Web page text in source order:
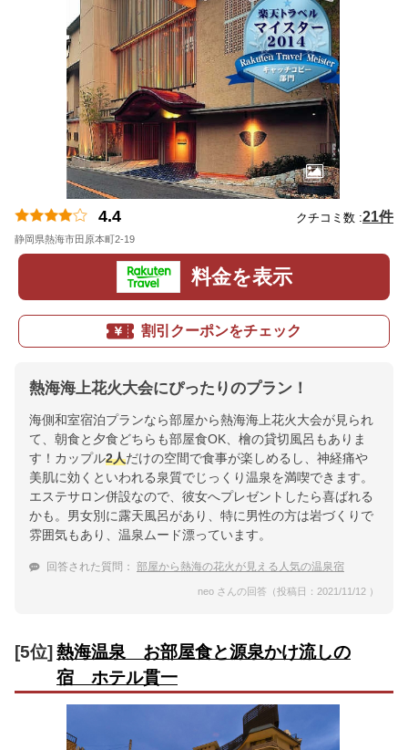
4.4 クチコミ数 :21件
静岡県熱海市田原本町2-19
料金を表示
割引クーポンをチェック
熱海海上花火大会にぴったりのプラン！
海側和室宿泊プランなら部屋から熱海海上花火大会が見られ
て、朝食と夕食どちらも部屋食OK、檜の貸切風呂もありま
す！カップル2人だけの空間で食事が楽しめるし、神経痛や
美肌に効くといわれる泉質でじっくり温泉を満喫できます。
エステサロン併設なので、彼女へプレゼントしたら喜ばれる
かも。男女別に露天風呂があり、特に男性の方は岩づくりで
雰囲気もあり、温泉ムード漂っています。
回答された質問： 部屋から熱海の花火が見える人気の温泉宿
neo さんの回答（投稿日：2021/11/12 ）
[5位] 熱海温泉 お部屋食と源泉かけ流しの
宿 ホテル貫一